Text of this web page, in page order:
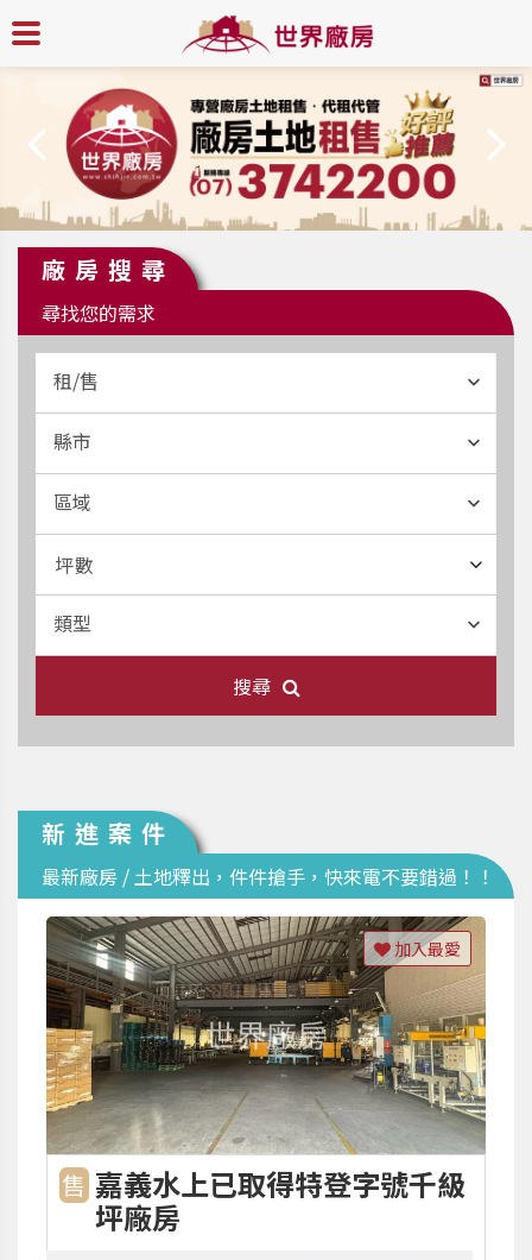
廠房搜尋
尋找您的需求
租/售
縣市
區域
坪數
類型
搜尋
新進案件
最新廠房 / 土地釋出，件件搶手，快來電不要錯過！！
售 嘉義水上已取得特登字號千級
坪廠房
加入最愛